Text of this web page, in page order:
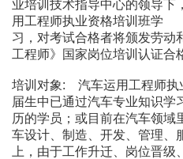
业培训技术指导中心的领导下
用工程师执业资格培训班学
习，对考试合格者将颁发劳动
工程师》国家岗位培训认证合
培训对象: 汽车运用工程师执
届生中已通过汽车专业知识学
历的学员；或目前在汽车领域
车设计、制造、开发、管理、
上，由于工作升迁、岗位晋